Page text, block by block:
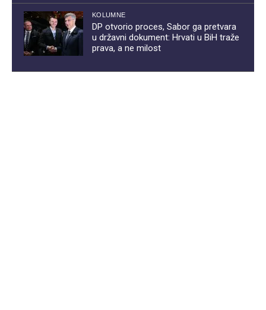
KOLUMNE
DP otvorio proces, Sabor ga pretvara
u državni dokument: Hrvati u BiH traže
prava, a ne milost